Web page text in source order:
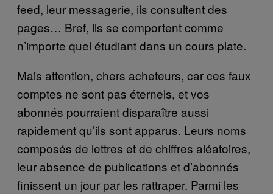
feed, leur messagerie, ils consultent des
pages… Bref, ils se comportent comme
n’importe quel étudiant dans un cours plate.
Mais attention, chers acheteurs, car ces faux
comptes ne sont pas éternels, et vos
abonnés pourraient disparaître aussi
rapidement qu’ils sont apparus. Leurs noms
composés de lettres et de chiffres aléatoires,
leur absence de publications et d’abonnés
finissent un jour par les rattraper. Parmi les